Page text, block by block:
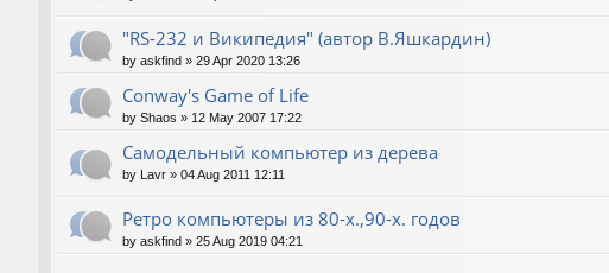
"RS-232 и Википедия" (автор В.Яшкардин)
by askfind » 29 Apr 2020 13:26
Conway's Game of Life
by Shaos » 12 May 2007 17:22
Самодельный компьютер из дерева
by Lavr » 04 Aug 2011 12:11
Ретро компьютеры из 80-х.,90-х. годов
by askfind » 25 Aug 2019 04:21